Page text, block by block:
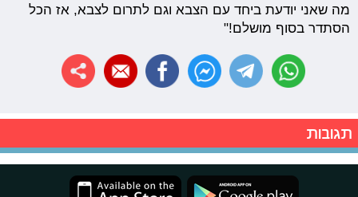
מה שאני יודעת ביחד עם הצבא וגם לתרום לצבא, אז הכל
הסתדר בסוף מושלם!"
תגובות